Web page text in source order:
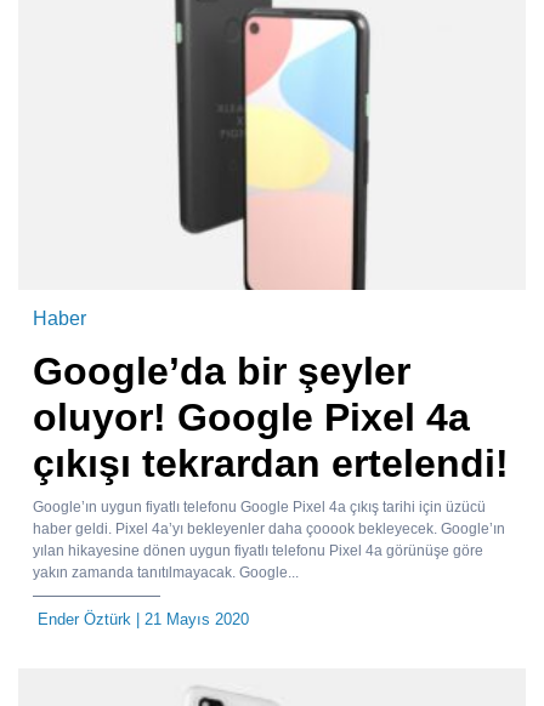
Haber
Google’da bir şeyler
oluyor! Google Pixel 4a
çıkışı tekrardan ertelendi!
Google’ın uygun fiyatlı telefonu Google Pixel 4a çıkış tarihi için üzücü
haber geldi. Pixel 4a’yı bekleyenler daha çooook bekleyecek. Google’ın
yılan hikayesine dönen uygun fiyatlı telefonu Pixel 4a görünüşe göre
yakın zamanda tanıtılmayacak. Google...
Ender Öztürk | 21 Mayıs 2020